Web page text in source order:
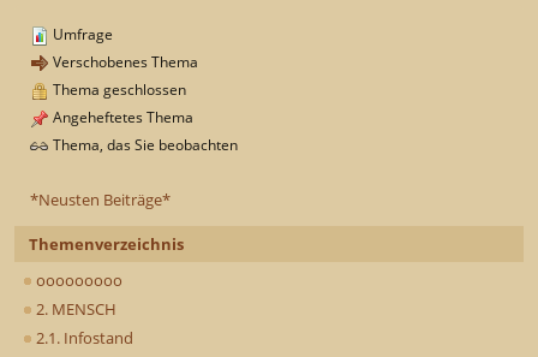
*Neusten Beiträge*
Themenverzeichnis
ooooooooo
2. MENSCH
2.1. Infostand
Umfrage
Verschobenes Thema
Thema geschlossen
Angeheftetes Thema
Thema, das Sie beobachten